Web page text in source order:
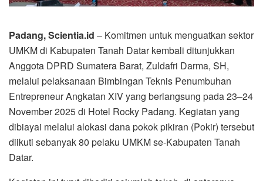
Padang, Scientia.id – Komitmen untuk menguatkan sektor
UMKM di Kabupaten Tanah Datar kembali ditunjukkan
Anggota DPRD Sumatera Barat, Zuldafri Darma, SH,
melalui pelaksanaan Bimbingan Teknis Penumbuhan
Entrepreneur Angkatan XIV yang berlangsung pada 23–24
November 2025 di Hotel Rocky Padang. Kegiatan yang
dibiayai melalui alokasi dana pokok pikiran (Pokir) tersebut
diikuti sebanyak 80 pelaku UMKM se-Kabupaten Tanah
Datar.